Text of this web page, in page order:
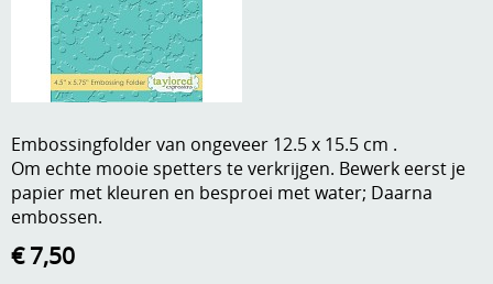
Dies om te stansen
DVD-CD
Handige extra's
Hechtingsmaterialen
Hout , MDF, kartonmateriaal, steen
Anders creatief
Gastenboek
Embossingfolder van ongeveer 12.5 x 15.5 cm .
Om echte mooie spetters te verkrijgen. Bewerk eerst je
papier met kleuren en besproei met water; Daarna
embossen.
€ 7,50